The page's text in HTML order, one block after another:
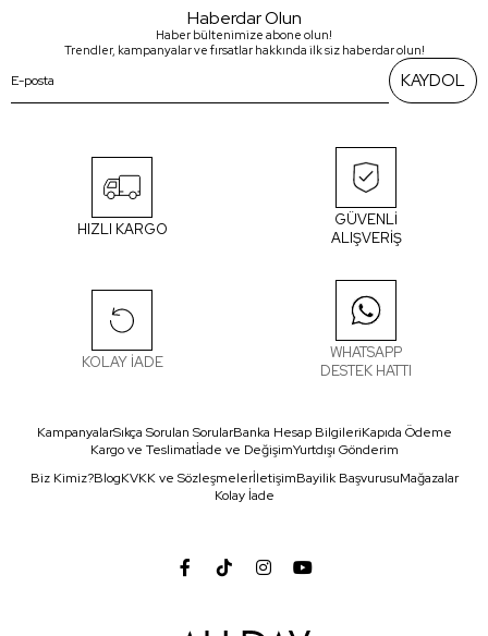
Haberdar Olun
Haber bültenimize abone olun!
Trendler, kampanyalar ve fırsatlar hakkında ilk siz haberdar olun!
KAYDOL
HIZLI KARGO
GÜVENLİ
ALIŞVERİŞ
KOLAY İADE
WHATSAPP
DESTEK HATTI
KampanyalarSıkça Sorulan SorularBanka Hesap BilgileriKapıda Ödeme
Kargo ve Teslimatİade ve DeğişimYurtdışı Gönderim
Biz Kimiz?BlogKVKK ve SözleşmelerİletişimBayilik BaşvurusuMağazalar
Kolay İade